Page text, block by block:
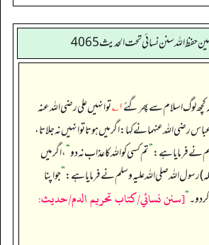
حفظ الله سنن نسائي تحت الحديث4065
لوگ اسلام سے پھر گئے۱؎ تو انہیں علی رضی اللہ عنہ
رضی اللہ عنہما نے کہا: اگر میں ہوتا تو انہیں نہ جلاتا،
نے فرمایا ہے:”تم کسی کو اللہ کا عذاب نہ دو“، اگر میں
رسول اللہ صلی اللہ علیہ وسلم نے فرمایا ہے:”جو اپنا
دو۔‏‏‏‏“[سنن نسائي/كتاب تحريم الدم/حدیث: